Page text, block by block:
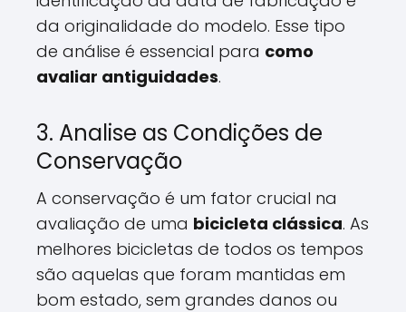
da originalidade do modelo. Esse tipo
de análise é essencial para como
avaliar antiguidades.
3. Analise as Condições de
Conservação
A conservação é um fator crucial na
avaliação de uma bicicleta clássica. As
melhores bicicletas de todos os tempos
são aquelas que foram mantidas em
bom estado, sem grandes danos ou